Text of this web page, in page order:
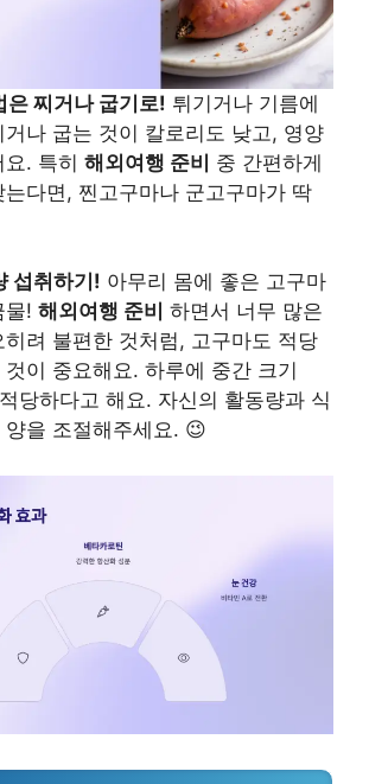
은 찌거나 굽기로! 튀기거나 기름에
거나 굽는 것이 칼로리도 낮고, 영양
. 특히 해외여행 준비 중 간편하게
다면, 찐고구마나 군고구마가 딱
섭취하기! 아무리 몸에 좋은 고구마
물! 해외여행 준비 하면서 너무 많은
려 불편한 것처럼, 고구마도 적당
이 중요해요. 하루에 중간 크기
당하다고 해요. 자신의 활동량과 식
을 조절해주세요. 😉